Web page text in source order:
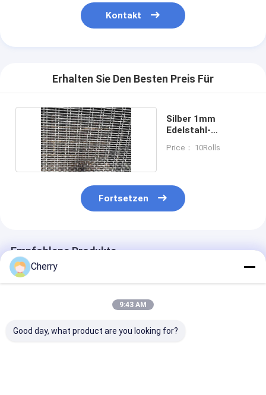
Kontakt
Erhalten Sie Den Besten Preis Für
Silber 1mm
Edelstahl-
Drahtnetz
Price： 10Rolls
Fortsetzen
Empfohlene Produkte
Cherry
9:43 AM
Good day, what product are you looking for?